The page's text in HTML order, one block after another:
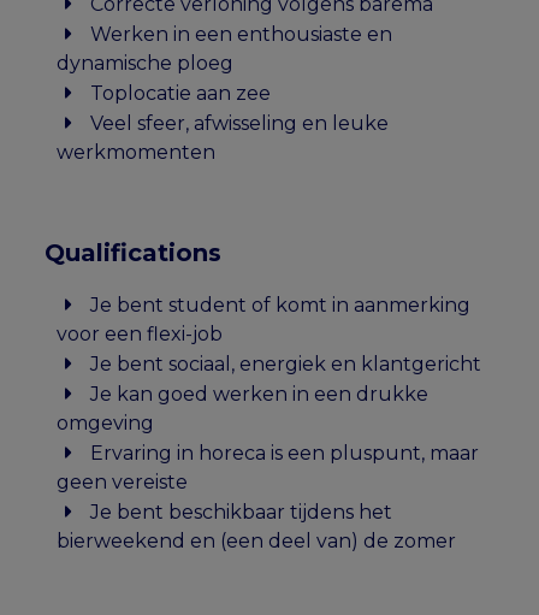
Werken in een enthousiaste en
dynamische ploeg
Toplocatie aan zee
Veel sfeer, afwisseling en leuke
werkmomenten
Qualifications
Je bent student of komt in aanmerking
voor een flexi-job
Je bent sociaal, energiek en klantgericht
Je kan goed werken in een drukke
omgeving
Ervaring in horeca is een pluspunt, maar
geen vereiste
Je bent beschikbaar tijdens het
bierweekend en (een deel van) de zomer